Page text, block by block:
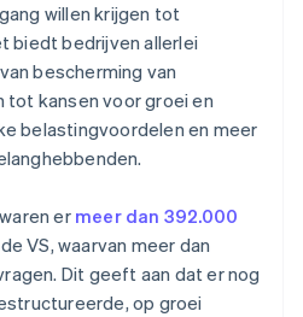
van
83(b)
van wereldklasse
plus $ 50.000 aan
willen krijgen tot
biedt bedrijven allerlei
bescherming van
kansen voor groei en
belastingvoordelen en meer
er meer dan 392.000
VS, waarvan meer dan
Dit geeft aan dat er nog
op groei